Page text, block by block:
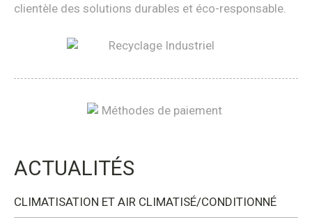
clientèle des solutions durables et éco-responsable.
ACTUALITÉS
CLIMATISATION ET AIR CLIMATISÉ/CONDITIONNÉ